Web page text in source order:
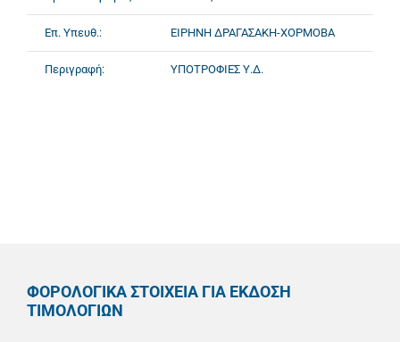
Επ. Υπευθ.: ΕΙΡΗΝΗ ΔΡΑΓΑΣΑΚΗ-ΧΟΡΜΟΒΑ
Περιγραφή: ΥΠΟΤΡΟΦΙΕΣ Υ.Δ.
ΦΟΡΟΛΟΓΙΚΑ ΣΤΟΙΧΕΙΑ ΓΙΑ ΕΚΔΟΣΗ
ΤΙΜΟΛΟΓΙΩΝ